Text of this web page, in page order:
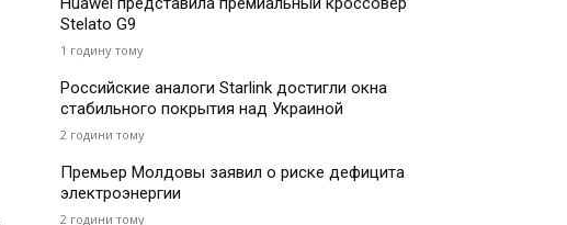
Stelato G9
1 годину тому
Российские аналоги Starlink достигли окна
стабильного покрытия над Украиной
2 години тому
Премьер Молдовы заявил о риске дефицита
электроэнергии
2 години тому